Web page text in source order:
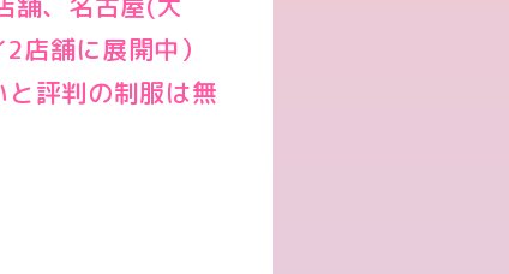
店舗に展開中）
評判の制服は無